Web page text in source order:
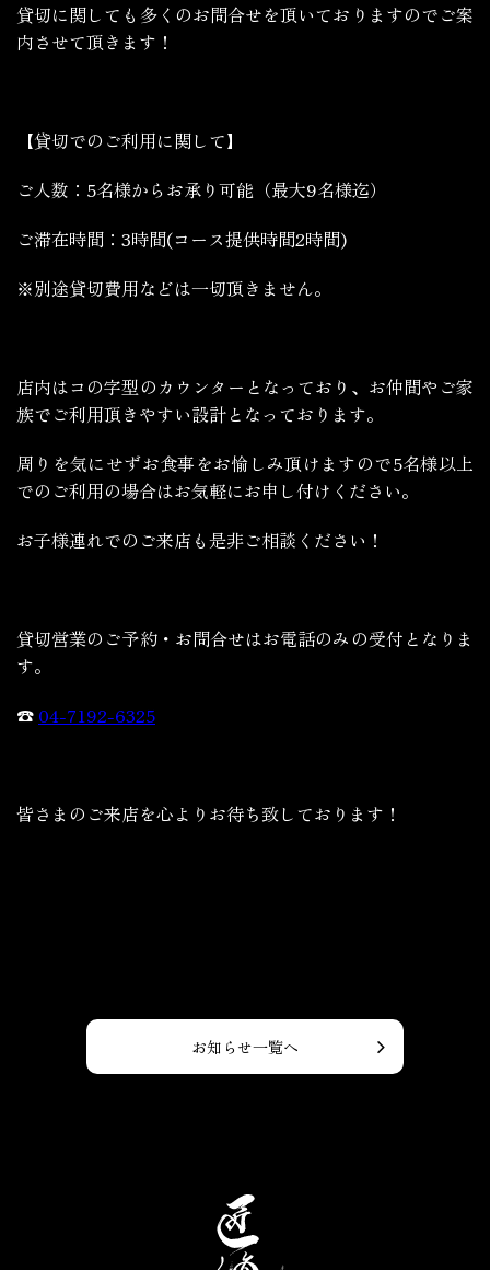
貸切に関しても多くのお問合せを頂いておりますのでご案
内させて頂きます！
【貸切でのご利用に関して】
ご人数：5名様からお承り可能（最大9名様迄）
ご滞在時間：3時間(コース提供時間2時間)
※別途貸切費用などは一切頂きません。
店内はコの字型のカウンターとなっており、お仲間やご家
族でご利用頂きやすい設計となっております。
周りを気にせずお食事をお愉しみ頂けますので5名様以上
でのご利用の場合はお気軽にお申し付けください。
お子様連れでのご来店も是非ご相談ください！
貸切営業のご予約・お問合せはお電話のみの受付となりま
す。
☎ 04-7192-6325
皆さまのご来店を心よりお待ち致しております！
お知らせ一覧へ